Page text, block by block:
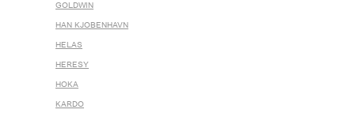
GOLDWIN
HAN KJOBENHAVN
HELAS
HERESY
HOKA
KARDO